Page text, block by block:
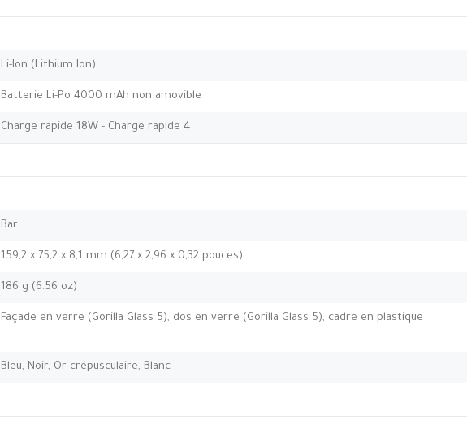
Li-Ion (Lithium Ion)
Batterie Li-Po 4000 mAh non amovible
Charge rapide 18W - Charge rapide 4
Bar
159,2 x 75,2 x 8,1 mm (6,27 x 2,96 x 0,32 pouces)
186 g (6.56 oz)
Façade en verre (Gorilla Glass 5), dos en verre (Gorilla Glass 5), cadre en plastique
Bleu, Noir, Or crépusculaire, Blanc